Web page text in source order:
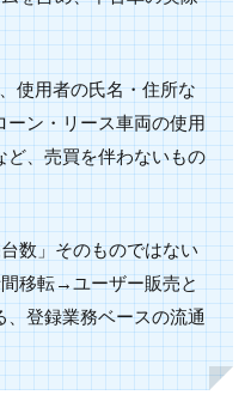
使用者の氏名・住所な
ーン・リース車両の使用
ど、売買を伴わないもの
数」そのものではない
移転→ユーザー販売と
、登録業務ベースの流通